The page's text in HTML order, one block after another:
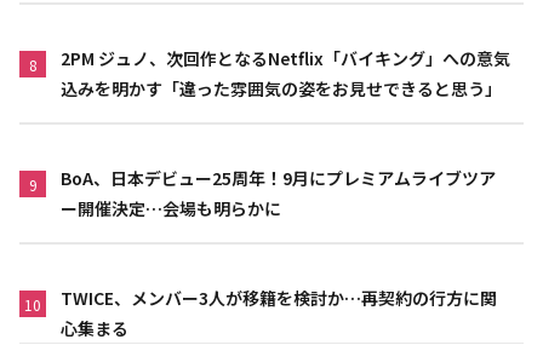
8
2PM ジュノ、次回作となるNetflix「バイキング」への意気
込みを明かす「違った雰囲気の姿をお見せできると思う」
9
BoA、日本デビュー25周年！9月にプレミアムライブツア
ー開催決定…会場も明らかに
10
TWICE、メンバー3人が移籍を検討か…再契約の行方に関
心集まる